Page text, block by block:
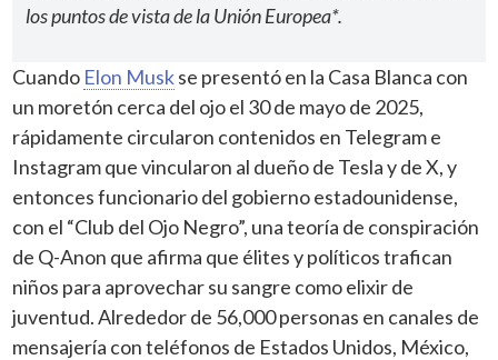
los puntos de vista de la Unión Europea*.
Cuando Elon Muskse presentó en la Casa Blanca con
un moretón cerca del ojo el 30 de mayo de 2025,
rápidamente circularon contenidos en Telegram e
Instagram que vincularon al dueño de Tesla y de X, y
entonces funcionario del gobierno estadounidense,
con el “Club del Ojo Negro”, una teoría de conspiración
de Q-Anon que afirma que élites y políticos trafican
niños para aprovechar su sangre como elixir de
juventud. Alrededor de 56,000 personas en canales de
mensajería con teléfonos de Estados Unidos, México,